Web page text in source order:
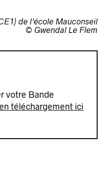
de l'école Mauconseil
© Gwendal Le Flem
votre Bande
téléchargement ici